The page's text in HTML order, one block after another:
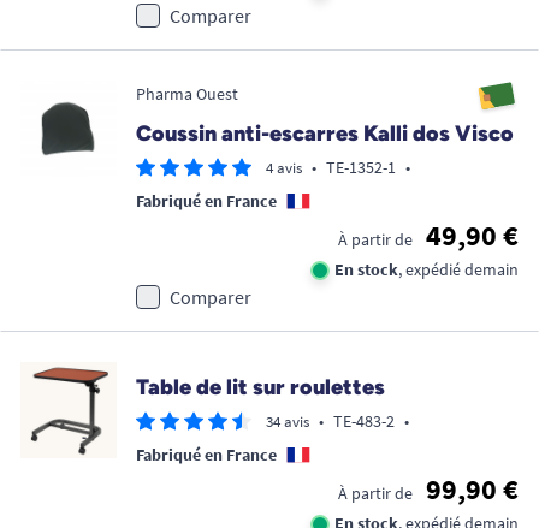
Comparer
Pharma Ouest
Coussin anti-escarres Kalli dos Visco
4 avis • TE-1352-1 •
Fabriqué en France
À partir de
49,90 €
En stock, expédié demain
Comparer
Table de lit sur roulettes
34 avis • TE-483-2 •
Fabriqué en France
À partir de
99,90 €
En stock, expédié demain